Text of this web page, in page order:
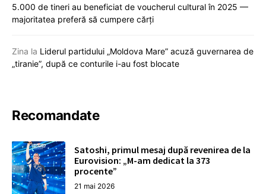
5.000 de tineri au beneficiat de voucherul cultural în 2025 —
majoritatea preferă să cumpere cărți
Zina la Liderul partidului „Moldova Mare” acuză guvernarea de
„tiranie”, după ce conturile i-au fost blocate
Recomandate
Satoshi, primul mesaj după revenirea de la
Eurovision: „M-am dedicat la 373
procente”
21 mai 2026